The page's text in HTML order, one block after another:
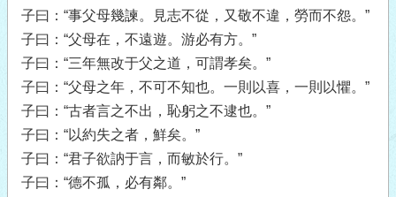
子曰：“事父母幾諫。見志不從，又敬不違，勞而不怨。”
子曰：“父母在，不遠遊。游必有方。”
子曰：“三年無改于父之道，可謂孝矣。”
子曰：“父母之年，不可不知也。一則以喜，一則以懼。”
子曰：“古者言之不出，恥躬之不逮也。”
子曰：“以約失之者，鮮矣。”
子曰：“君子欲訥于言，而敏於行。”
子曰：“德不孤，必有鄰。”